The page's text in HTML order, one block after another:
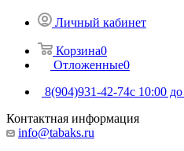
Личный кабинет
Корзина0
Отложенные0
8(904)931-42-74с 10:00
Контактная информация
info@tabaks.ru